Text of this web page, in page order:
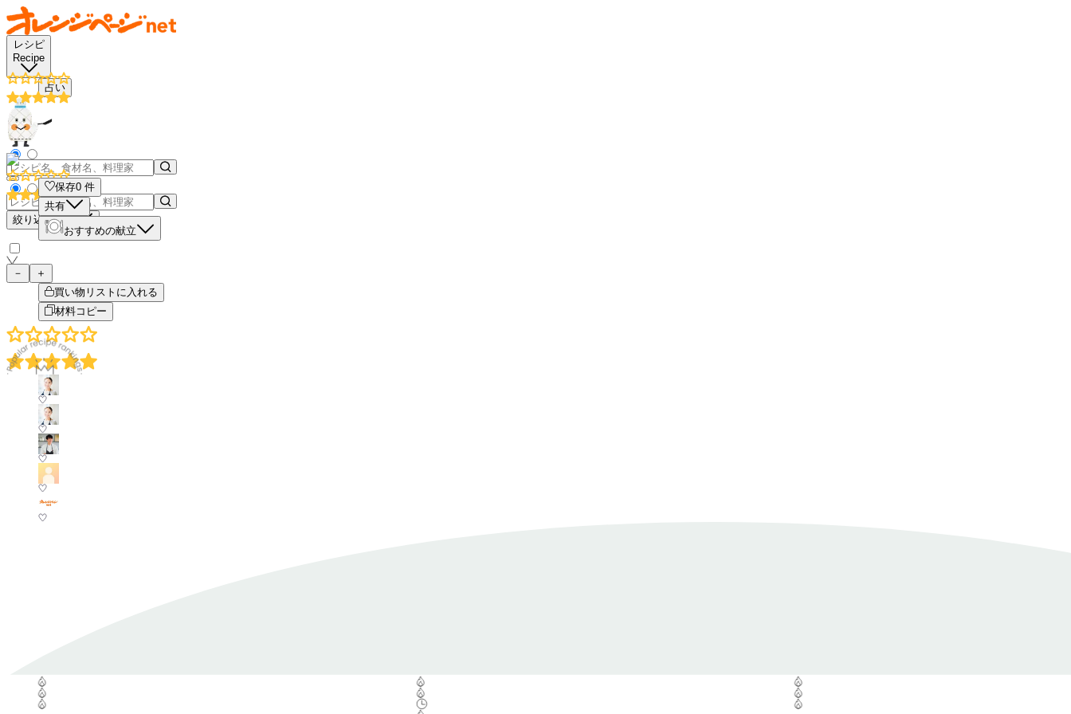
レシピ
Recipe
占い
絞り込み検索
保存0 件
共有
おすすめの献立
－
＋
買い物リストに入れる
材料コピー